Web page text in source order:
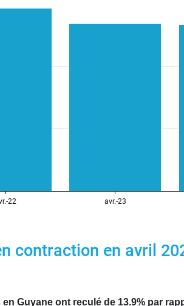
contraction en avril
Guyane ont reculé de 13.9% par